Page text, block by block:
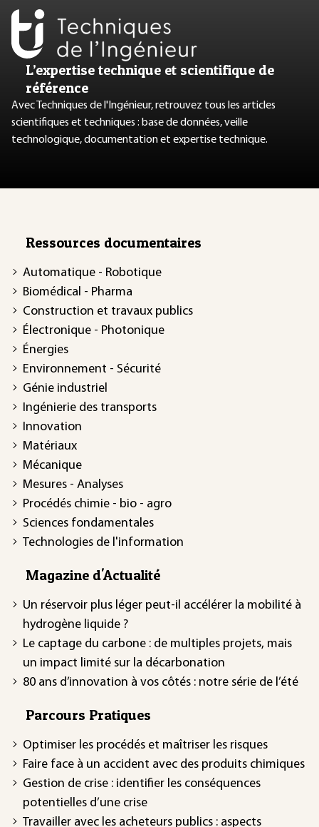
L’expertise technique et scientifique de
référence
Avec Techniques de l'Ingénieur, retrouvez tous les articles
scientifiques et techniques : base de données, veille
technologique, documentation et expertise technique.
Ressources documentaires
Automatique - Robotique
Biomédical - Pharma
Construction et travaux publics
Électronique - Photonique
Énergies
Environnement - Sécurité
Génie industriel
Ingénierie des transports
Innovation
Matériaux
Mécanique
Mesures - Analyses
Procédés chimie - bio - agro
Sciences fondamentales
Technologies de l'information
Magazine d'Actualité
Un réservoir plus léger peut-il accélérer la mobilité à
hydrogène liquide ?
Le captage du carbone : de multiples projets, mais
un impact limité sur la décarbonation
80 ans d’innovation à vos côtés : notre série de l’été
Parcours Pratiques
Optimiser les procédés et maîtriser les risques
Faire face à un accident avec des produits chimiques
Gestion de crise : identifier les conséquences
potentielles d’une crise
Travailler avec les acheteurs publics : aspects